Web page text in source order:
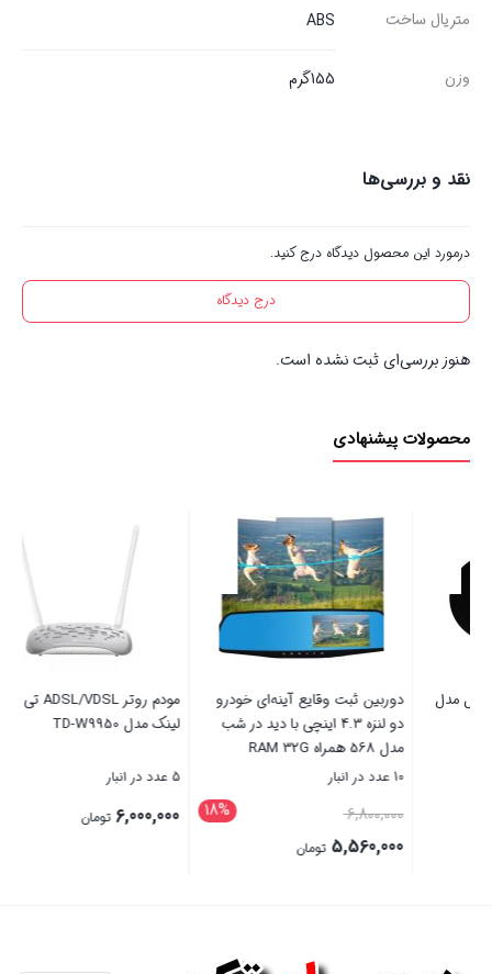
متریال ساخت ABS
وزن 155گرم
نقد و بررسی‌ها
درمورد این محصول دیدگاه درج کنید.
درج دیدگاه
هنوز بررسی‌ای ثبت نشده است.
محصولات پیشنهادی
مودم روتر ADSL/VDSL تی پی
لینک مدل TD-W9950
6,000,000 تومان
پایه نگهدارنده گوشی موبایل تسکو
1,495,000 تومان